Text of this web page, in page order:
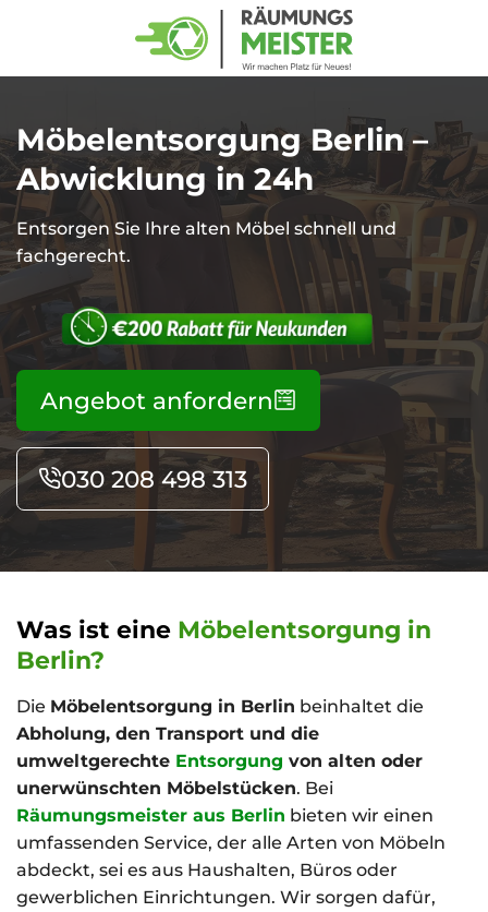
Möbelentsorgung Berlin –
Abwicklung in 24h
Entsorgen Sie Ihre alten Möbel schnell und
fachgerecht.
Angebot anfordern
030 208 498 313
Was ist eine Möbelentsorgung in
Berlin?
Die Möbelentsorgung in Berlin beinhaltet die
Abholung, den Transport und die
umweltgerechte Entsorgung von alten oder
unerwünschten Möbelstücken. Bei
Räumungsmeister aus Berlin bieten wir einen
umfassenden Service, der alle Arten von Möbeln
abdeckt, sei es aus Haushalten, Büros oder
gewerblichen Einrichtungen. Wir sorgen dafür,
Haushaltsauflösungen
Gewerbe- und
Geschäftsauflösungen
Entsorgung
und
Abholung
Spezial- und
Lagerentrümpelungen
Umzugsservices
Kosten
Startseite
Über uns
Kontakt
Impressum
Datenschutzerklärung
Gewerbe- und
Geschäftsauflösungen
Entsorgung
Abholung
Spezial- und
Lagerentrümpelungen
Umzugsservices
Kosten